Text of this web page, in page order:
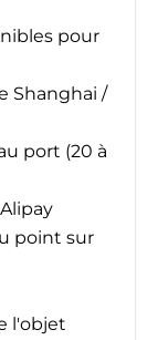
pour
Shanghai /
port (20 à
point sur
l'objet